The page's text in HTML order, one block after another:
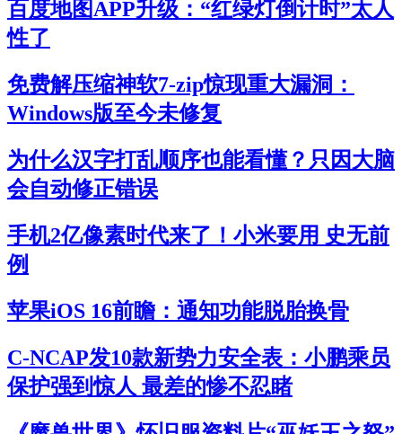
百度地图APP升级：“红绿灯倒计时”太人
性了
免费解压缩神软7-zip惊现重大漏洞：
Windows版至今未修复
为什么汉字打乱顺序也能看懂？只因大脑
会自动修正错误
手机2亿像素时代来了！小米要用 史无前
例
苹果iOS 16前瞻：通知功能脱胎换骨
C-NCAP发10款新势力安全表：小鹏乘员
保护强到惊人 最差的惨不忍睹